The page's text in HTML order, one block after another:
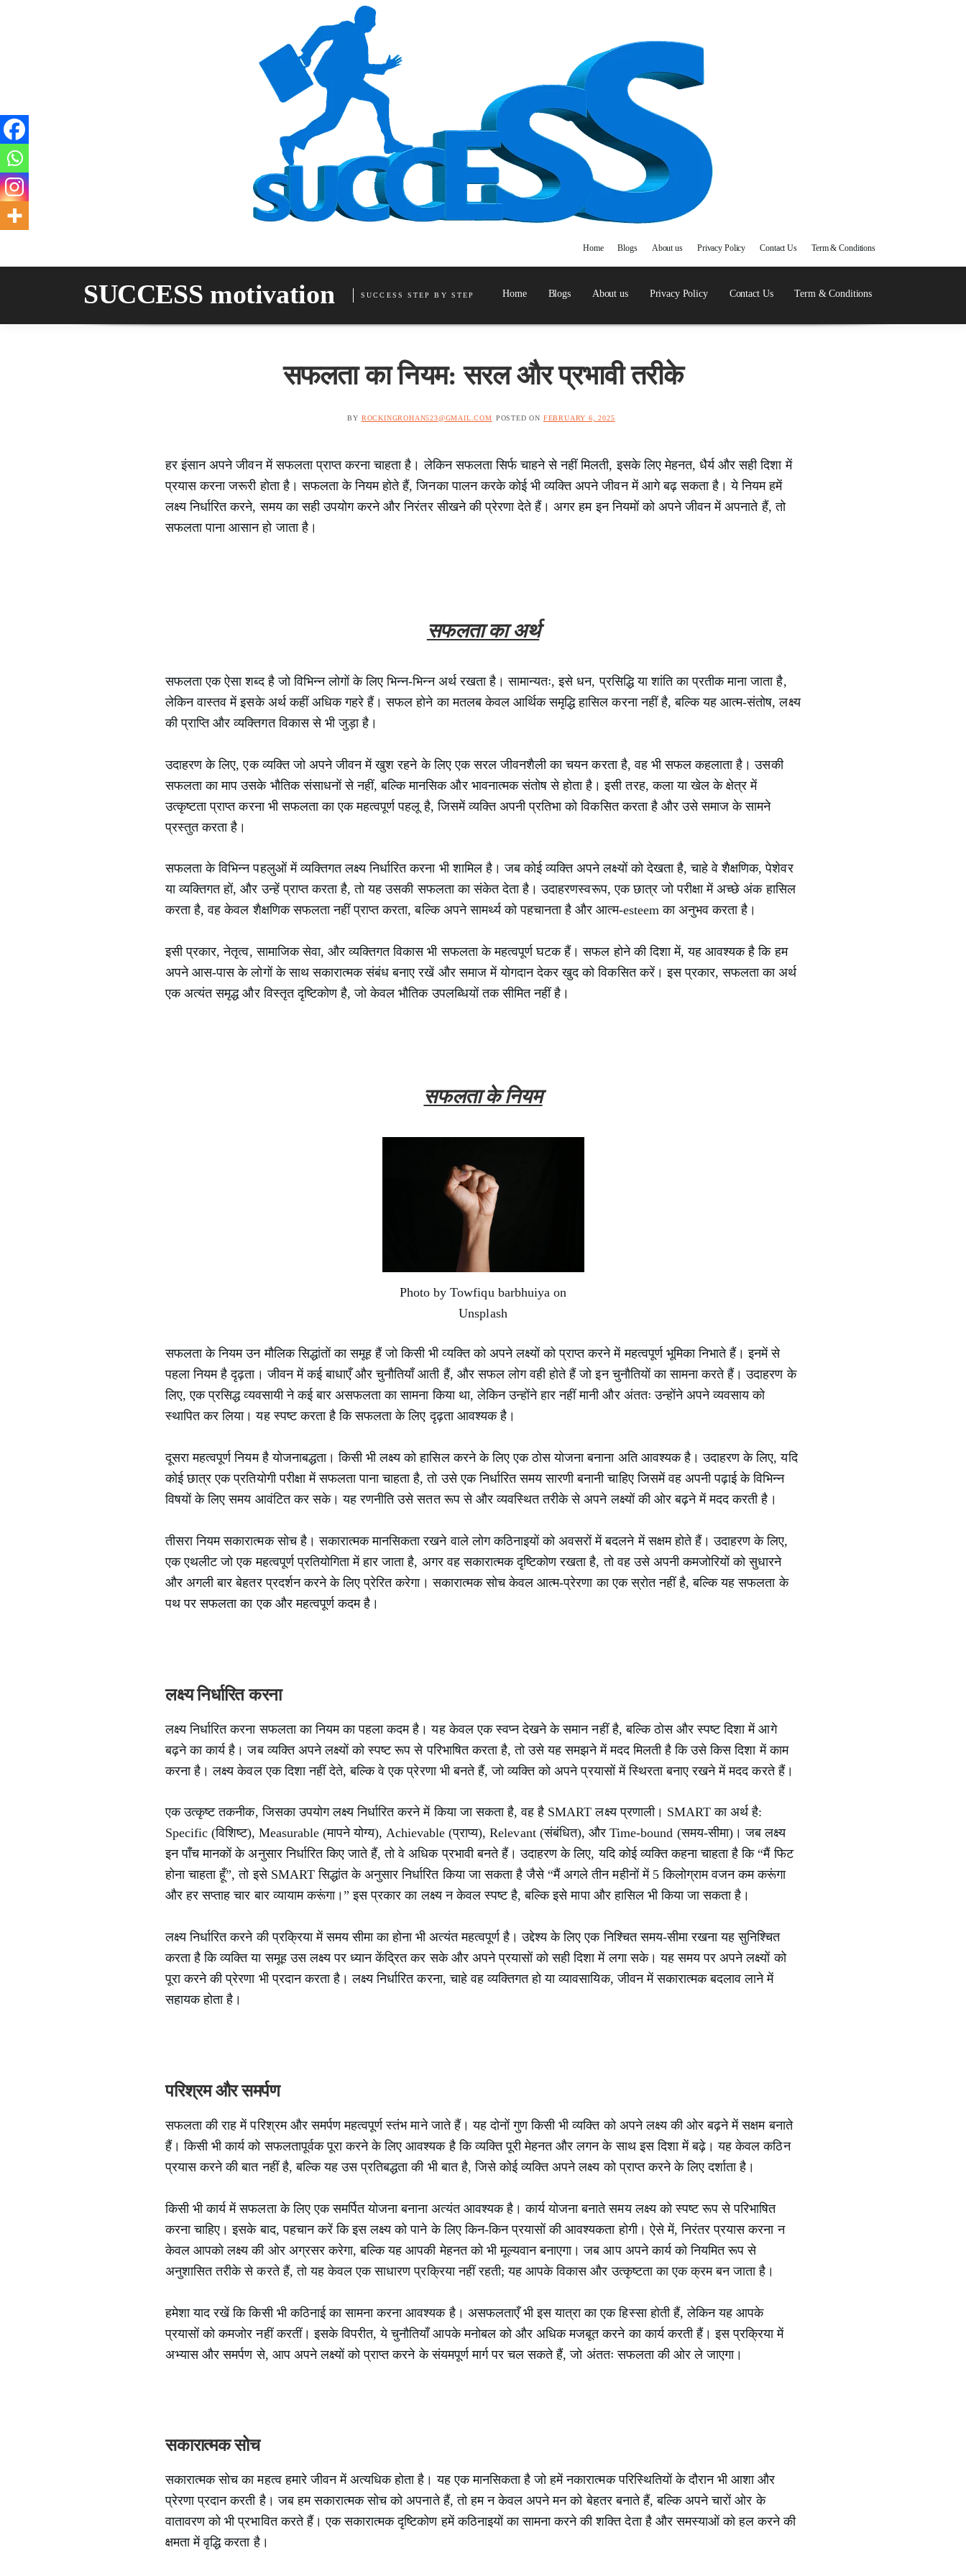
Home Blogs About us Privacy Policy Contact Us Term & Conditions
SUCCESS motivation SUCCESS STEP BY STEP Home Blogs About us Privacy Policy Contact Us Term & Conditions
सफलता का नियम: सरल और प्रभावी तरीके
BY ROCKINGROHAN523@GMAIL.COM POSTED ON FEBRUARY 6, 2025
हर इंसान अपने जीवन में सफलता प्राप्त करना चाहता है। लेकिन सफलता सिर्फ चाहने से नहीं मिलती, इसके लिए मेहनत, धैर्य और सही दिशा में
प्रयास करना जरूरी होता है। सफलता के नियम होते हैं, जिनका पालन करके कोई भी व्यक्ति अपने जीवन में आगे बढ़ सकता है। ये नियम हमें
लक्ष्य निर्धारित करने, समय का सही उपयोग करने और निरंतर सीखने की प्रेरणा देते हैं। अगर हम इन नियमों को अपने जीवन में अपनाते हैं, तो
सफलता पाना आसान हो जाता है।
सफलता का अर्थ
सफलता एक ऐसा शब्द है जो विभिन्न लोगों के लिए भिन्न-भिन्न अर्थ रखता है। सामान्यतः, इसे धन, प्रसिद्धि या शांति का प्रतीक माना जाता है,
लेकिन वास्तव में इसके अर्थ कहीं अधिक गहरे हैं। सफल होने का मतलब केवल आर्थिक समृद्धि हासिल करना नहीं है, बल्कि यह आत्म-संतोष, लक्ष्य
की प्राप्ति और व्यक्तिगत विकास से भी जुड़ा है।
उदाहरण के लिए, एक व्यक्ति जो अपने जीवन में खुश रहने के लिए एक सरल जीवनशैली का चयन करता है, वह भी सफल कहलाता है। उसकी
सफलता का माप उसके भौतिक संसाधनों से नहीं, बल्कि मानसिक और भावनात्मक संतोष से होता है। इसी तरह, कला या खेल के क्षेत्र में
उत्कृष्टता प्राप्त करना भी सफलता का एक महत्वपूर्ण पहलू है, जिसमें व्यक्ति अपनी प्रतिभा को विकसित करता है और उसे समाज के सामने
प्रस्तुत करता है।
सफलता के विभिन्न पहलुओं में व्यक्तिगत लक्ष्य निर्धारित करना भी शामिल है। जब कोई व्यक्ति अपने लक्ष्यों को देखता है, चाहे वे शैक्षणिक, पेशेवर
या व्यक्तिगत हों, और उन्हें प्राप्त करता है, तो यह उसकी सफलता का संकेत देता है। उदाहरणस्वरूप, एक छात्र जो परीक्षा में अच्छे अंक हासिल
करता है, वह केवल शैक्षणिक सफलता नहीं प्राप्त करता, बल्कि अपने सामर्थ्य को पहचानता है और आत्म-esteem का अनुभव करता है।
इसी प्रकार, नेतृत्व, सामाजिक सेवा, और व्यक्तिगत विकास भी सफलता के महत्वपूर्ण घटक हैं। सफल होने की दिशा में, यह आवश्यक है कि हम
अपने आस-पास के लोगों के साथ सकारात्मक संबंध बनाए रखें और समाज में योगदान देकर खुद को विकसित करें। इस प्रकार, सफलता का अर्थ
एक अत्यंत समृद्ध और विस्तृत दृष्टिकोण है, जो केवल भौतिक उपलब्धियों तक सीमित नहीं है।
सफलता के नियम
Photo by Towfiqu barbhuiya on
Unsplash
सफलता के नियम उन मौलिक सिद्धांतों का समूह हैं जो किसी भी व्यक्ति को अपने लक्ष्यों को प्राप्त करने में महत्वपूर्ण भूमिका निभाते हैं। इनमें से
पहला नियम है दृढ़ता। जीवन में कई बाधाएँ और चुनौतियाँ आती हैं, और सफल लोग वही होते हैं जो इन चुनौतियों का सामना करते हैं। उदाहरण के
लिए, एक प्रसिद्ध व्यवसायी ने कई बार असफलता का सामना किया था, लेकिन उन्होंने हार नहीं मानी और अंततः उन्होंने अपने व्यवसाय को
स्थापित कर लिया। यह स्पष्ट करता है कि सफलता के लिए दृढ़ता आवश्यक है।
दूसरा महत्वपूर्ण नियम है योजनाबद्धता। किसी भी लक्ष्य को हासिल करने के लिए एक ठोस योजना बनाना अति आवश्यक है। उदाहरण के लिए, यदि
कोई छात्र एक प्रतियोगी परीक्षा में सफलता पाना चाहता है, तो उसे एक निर्धारित समय सारणी बनानी चाहिए जिसमें वह अपनी पढ़ाई के विभिन्न
विषयों के लिए समय आवंटित कर सके। यह रणनीति उसे सतत रूप से और व्यवस्थित तरीके से अपने लक्ष्यों की ओर बढ़ने में मदद करती है।
तीसरा नियम सकारात्मक सोच है। सकारात्मक मानसिकता रखने वाले लोग कठिनाइयों को अवसरों में बदलने में सक्षम होते हैं। उदाहरण के लिए,
एक एथलीट जो एक महत्वपूर्ण प्रतियोगिता में हार जाता है, अगर वह सकारात्मक दृष्टिकोण रखता है, तो वह उसे अपनी कमजोरियों को सुधारने
और अगली बार बेहतर प्रदर्शन करने के लिए प्रेरित करेगा। सकारात्मक सोच केवल आत्म-प्रेरणा का एक स्रोत नहीं है, बल्कि यह सफलता के
पथ पर सफलता का एक और महत्वपूर्ण कदम है।
लक्ष्य निर्धारित करना
लक्ष्य निर्धारित करना सफलता का नियम का पहला कदम है। यह केवल एक स्वप्न देखने के समान नहीं है, बल्कि ठोस और स्पष्ट दिशा में आगे
बढ़ने का कार्य है। जब व्यक्ति अपने लक्ष्यों को स्पष्ट रूप से परिभाषित करता है, तो उसे यह समझने में मदद मिलती है कि उसे किस दिशा में काम
करना है। लक्ष्य केवल एक दिशा नहीं देते, बल्कि वे एक प्रेरणा भी बनते हैं, जो व्यक्ति को अपने प्रयासों में स्थिरता बनाए रखने में मदद करते हैं।
एक उत्कृष्ट तकनीक, जिसका उपयोग लक्ष्य निर्धारित करने में किया जा सकता है, वह है SMART लक्ष्य प्रणाली। SMART का अर्थ है:
Specific (विशिष्ट), Measurable (मापने योग्य), Achievable (प्राप्य), Relevant (संबंधित), और Time-bound (समय-सीमा)। जब लक्ष्य
इन पाँच मानकों के अनुसार निर्धारित किए जाते हैं, तो वे अधिक प्रभावी बनते हैं। उदाहरण के लिए, यदि कोई व्यक्ति कहना चाहता है कि “मैं फिट
होना चाहता हूँ”, तो इसे SMART सिद्धांत के अनुसार निर्धारित किया जा सकता है जैसे “मैं अगले तीन महीनों में 5 किलोग्राम वजन कम करूंगा
और हर सप्ताह चार बार व्यायाम करूंगा।” इस प्रकार का लक्ष्य न केवल स्पष्ट है, बल्कि इसे मापा और हासिल भी किया जा सकता है।
लक्ष्य निर्धारित करने की प्रक्रिया में समय सीमा का होना भी अत्यंत महत्वपूर्ण है। उद्देश्य के लिए एक निश्चित समय-सीमा रखना यह सुनिश्चित
करता है कि व्यक्ति या समूह उस लक्ष्य पर ध्यान केंद्रित कर सके और अपने प्रयासों को सही दिशा में लगा सके। यह समय पर अपने लक्ष्यों को
पूरा करने की प्रेरणा भी प्रदान करता है। लक्ष्य निर्धारित करना, चाहे वह व्यक्तिगत हो या व्यावसायिक, जीवन में सकारात्मक बदलाव लाने में
सहायक होता है।
परिश्रम और समर्पण
सफलता की राह में परिश्रम और समर्पण महत्वपूर्ण स्तंभ माने जाते हैं। यह दोनों गुण किसी भी व्यक्ति को अपने लक्ष्य की ओर बढ़ने में सक्षम बनाते
हैं। किसी भी कार्य को सफलतापूर्वक पूरा करने के लिए आवश्यक है कि व्यक्ति पूरी मेहनत और लगन के साथ इस दिशा में बढ़े। यह केवल कठिन
प्रयास करने की बात नहीं है, बल्कि यह उस प्रतिबद्धता की भी बात है, जिसे कोई व्यक्ति अपने लक्ष्य को प्राप्त करने के लिए दर्शाता है।
किसी भी कार्य में सफलता के लिए एक समर्पित योजना बनाना अत्यंत आवश्यक है। कार्य योजना बनाते समय लक्ष्य को स्पष्ट रूप से परिभाषित
करना चाहिए। इसके बाद, पहचान करें कि इस लक्ष्य को पाने के लिए किन-किन प्रयासों की आवश्यकता होगी। ऐसे में, निरंतर प्रयास करना न
केवल आपको लक्ष्य की ओर अग्रसर करेगा, बल्कि यह आपकी मेहनत को भी मूल्यवान बनाएगा। जब आप अपने कार्य को नियमित रूप से
अनुशासित तरीके से करते हैं, तो यह केवल एक साधारण प्रक्रिया नहीं रहती; यह आपके विकास और उत्कृष्टता का एक क्रम बन जाता है।
हमेशा याद रखें कि किसी भी कठिनाई का सामना करना आवश्यक है। असफलताएँ भी इस यात्रा का एक हिस्सा होती हैं, लेकिन यह आपके
प्रयासों को कमजोर नहीं करतीं। इसके विपरीत, ये चुनौतियाँ आपके मनोबल को और अधिक मजबूत करने का कार्य करती हैं। इस प्रक्रिया में
अभ्यास और समर्पण से, आप अपने लक्ष्यों को प्राप्त करने के संयमपूर्ण मार्ग पर चल सकते हैं, जो अंततः सफलता की ओर ले जाएगा।
सकारात्मक सोच
सकारात्मक सोच का महत्व हमारे जीवन में अत्यधिक होता है। यह एक मानसिकता है जो हमें नकारात्मक परिस्थितियों के दौरान भी आशा और
प्रेरणा प्रदान करती है। जब हम सकारात्मक सोच को अपनाते हैं, तो हम न केवल अपने मन को बेहतर बनाते हैं, बल्कि अपने चारों ओर के
वातावरण को भी प्रभावित करते हैं। एक सकारात्मक दृष्टिकोण हमें कठिनाइयों का सामना करने की शक्ति देता है और समस्याओं को हल करने की
क्षमता में वृद्धि करता है।